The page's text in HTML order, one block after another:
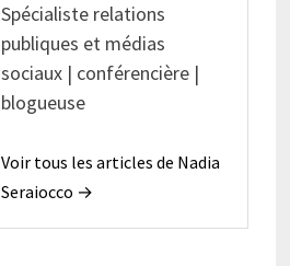
Spécialiste relations
publiques et médias
sociaux | conférencière |
blogueuse
Voir tous les articles de Nadia
Seraiocco →